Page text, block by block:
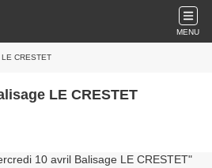
MENU
CRESTET
LE CRESTET